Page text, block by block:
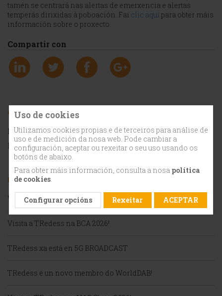
tamén se centrará nas alertas de emerxencia e alertas
temperás dirixidas á poboación. Fai clic aquí para obter máis
información sobre o proxecto.
Compartir con
Categorías
Eventos(12)
Novas (12)
Entradas máis populares
Visita a TRedess na WorldDAB Automotive 2026!
Visita a TRedess na BCA 2026!
TRedess xa está en 5G BROADCAST
TRedess é un novo membro do WorldDAB!
Uso de cookies
Utilizamos cookies propias e de terceiros para análise de
uso e de medición da nosa web. Pode cambiar a
configuración, aceptar ou rexeitar o seu uso usando os
botóns de abaixo.
Para obter máis información, consulta a nosa política
de cookies.
Configurar opcións Rexeitar ACEPTAR